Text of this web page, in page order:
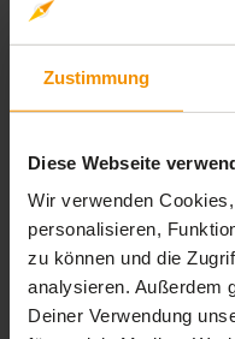
Zustimmung
Diese Webseite
Wir verwenden
personalisieren,
zu können und die
analysieren. Außerdem
Deiner Verwendung
BAUSTELLE